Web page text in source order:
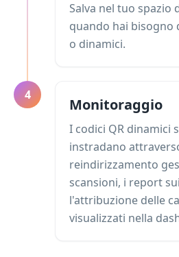
Salva nel tuo spazio
quando hai bisogno
o dinamici.
4
Monitoraggio
I codici QR dinamici
instradano
reindirizzamento
scansioni, i report
l'attribuzione delle
visualizzati nella